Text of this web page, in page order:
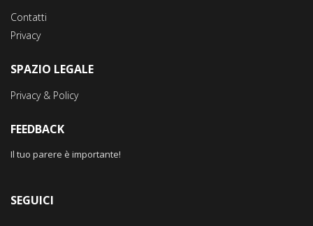
Contatti
Privacy
SPAZIO LEGALE
Privacy & Policy
FEEDBACK
Il tuo parere è importante!
SEGUICI